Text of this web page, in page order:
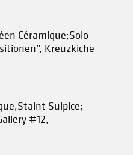
Céramique;Solo
Kreuzkiche
Sulpice;
#12,